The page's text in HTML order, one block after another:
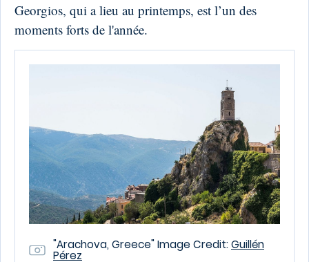
Georgios, qui a lieu au printemps, est l’un des
moments forts de l'année.
"Arachova, Greece" Image Credit:Guillén
Pérez